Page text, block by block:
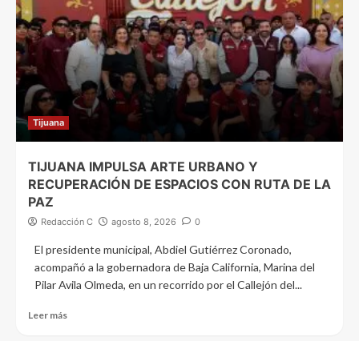
Tijuana
TIJUANA IMPULSA ARTE URBANO Y
RECUPERACIÓN DE ESPACIOS CON RUTA DE LA
PAZ
Redacción C agosto 8, 2026 0
El presidente municipal, Abdiel Gutiérrez Coronado,
acompañó a la gobernadora de Baja California, Marina del
Pilar Avila Olmeda, en un recorrido por el Callejón del...
Leer más